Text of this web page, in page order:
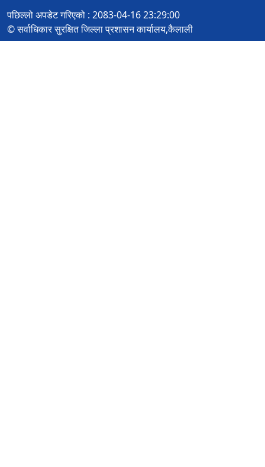
पछिल्लो अपडेट गरिएको : 2083-04-16 23:29:00
© सर्वाधिकार सुरक्षित जिल्ला प्रशासन कार्यालय,कैलाली